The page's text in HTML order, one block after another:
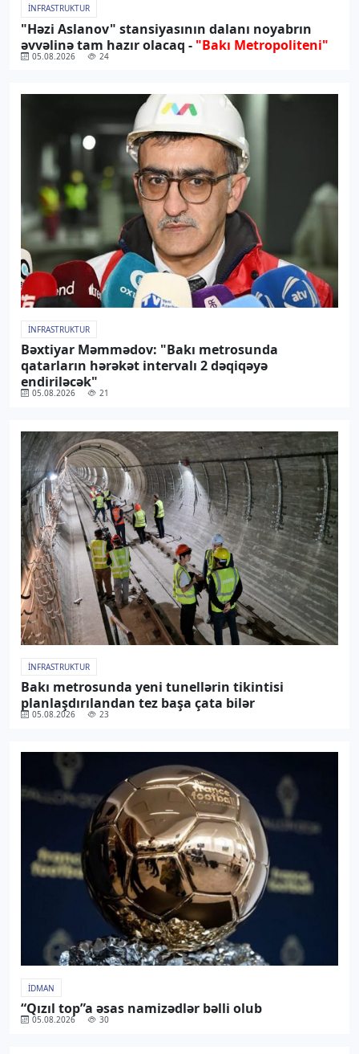
İNFRASTRUKTUR
"Həzi Aslanov" stansiyasının dalanı noyabrın
əvvəlinə tam hazır olacaq - "Bakı Metropoliteni"
05.08.2026 24
İNFRASTRUKTUR
Bəxtiyar Məmmədov: "Bakı metrosunda
qatarların hərəkət intervalı 2 dəqiqəyə
endiriləcək"
05.08.2026 21
İNFRASTRUKTUR
Bakı metrosunda yeni tunellərin tikintisi
planlaşdırılandan tez başa çata bilər
05.08.2026 23
İDMAN
“Qızıl top”a əsas namizədlər bəlli olub
05.08.2026 30